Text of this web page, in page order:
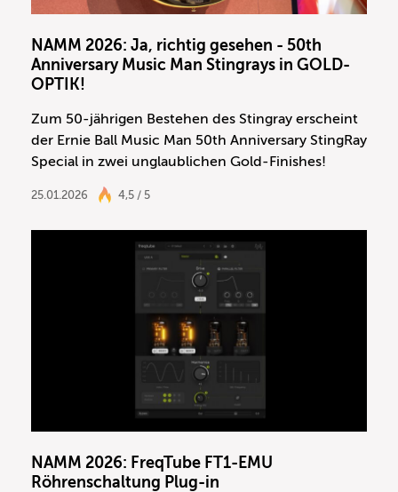
NAMM 2026: Ja, richtig gesehen - 50th
Anniversary Music Man Stingrays in GOLD-
OPTIK!
Zum 50-jährigen Bestehen des Stingray erscheint
der Ernie Ball Music Man 50th Anniversary StingRay
Special in zwei unglaublichen Gold-Finishes!
25.01.2026 4,5 / 5
NAMM 2026: FreqTube FT1-EMU
Röhrenschaltung Plug-in